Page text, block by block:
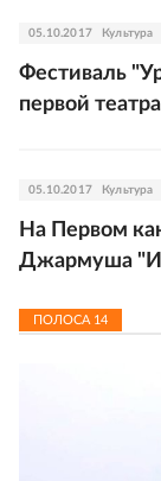
05.10.2017 Культура
Фестиваль
первой
05.10.2017 Культура
На Первом
Джармуша
ПОЛОСА 14